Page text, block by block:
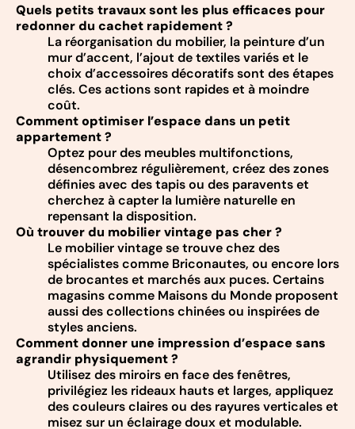
Quels petits travaux sont les plus efficaces pour
redonner du cachet rapidement ?
La réorganisation du mobilier, la peinture d’un
mur d’accent, l’ajout de textiles variés et le
choix d’accessoires décoratifs sont des étapes
clés. Ces actions sont rapides et à moindre
coût.
Comment optimiser l’espace dans un petit
appartement ?
Optez pour des meubles multifonctions,
désencombrez régulièrement, créez des zones
définies avec des tapis ou des paravents et
cherchez à capter la lumière naturelle en
repensant la disposition.
Où trouver du mobilier vintage pas cher ?
Le mobilier vintage se trouve chez des
spécialistes comme Briconautes, ou encore lors
de brocantes et marchés aux puces. Certains
magasins comme Maisons du Monde proposent
aussi des collections chinées ou inspirées de
styles anciens.
Comment donner une impression d’espace sans
agrandir physiquement ?
Utilisez des miroirs en face des fenêtres,
privilégiez les rideaux hauts et larges, appliquez
des couleurs claires ou des rayures verticales et
misez sur un éclairage doux et modulable.